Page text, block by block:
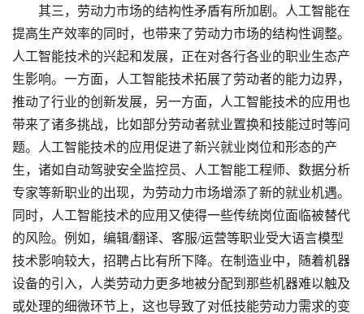
其三，劳动力市场的结构性矛盾有所加剧。人工智能在
提高生产效率的同时，也带来了劳动力市场的结构性调整。
人工智能技术的兴起和发展，正在对各行各业的职业生态产
生影响。一方面，人工智能技术拓展了劳动者的能力边界，
推动了行业的创新发展，另一方面，人工智能技术的应用也
带来了诸多挑战，比如部分劳动者就业置换和技能过时等问
题。人工智能技术的应用促进了新兴就业岗位和形态的产
生，诸如自动驾驶安全监控员、人工智能工程师、数据分析
专家等新职业的出现，为劳动力市场增添了新的就业机遇。
同时，人工智能技术的应用又使得一些传统岗位面临被替代
的风险。例如，编辑/翻译、客服/运营等职业受大语言模型
技术影响较大，招聘占比有所下降。在制造业中，随着机器
设备的引入，人类劳动力更多地被分配到那些机器难以触及
或处理的细微环节上，这也导致了对低技能劳动力需求的变